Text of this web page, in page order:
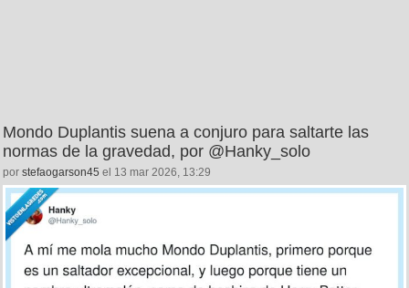
Mondo Duplantis suena a conjuro para saltarte las
normas de la gravedad, por @Hanky_solo
por stefaogarson45 el 13 mar 2026, 13:29